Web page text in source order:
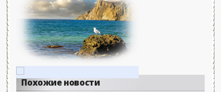
Похожие новости